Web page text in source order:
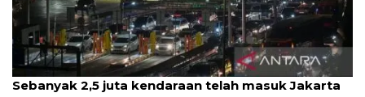
Sebanyak 2,5 juta kendaraan telah masuk Jakarta